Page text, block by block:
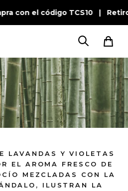
con el código TCS10 |
LAVANDAS Y VIOLETAS
EL AROMA FRESCO DE
MEZCLADAS CON LA
ILUSTRAN LA